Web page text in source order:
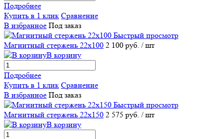
Подробнее
Купить в 1 клик Сравнение
В избранное Под заказ
Быстрый просмотр
Магнитный стержень 22х100 2 100 руб. / шт
В корзину
Подробнее
Купить в 1 клик Сравнение
В избранное Под заказ
Быстрый просмотр
Магнитный стержень 22х150 2 575 руб. / шт
В корзину